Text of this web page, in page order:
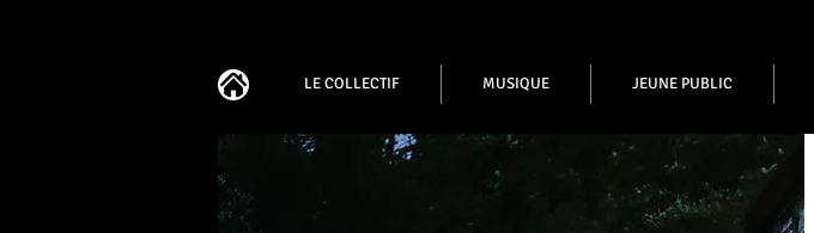
LE COLLECTIF MUSIQUE JEUNE PUBLIC